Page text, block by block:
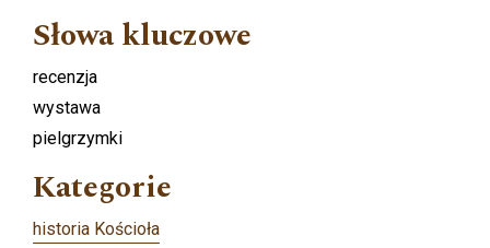
Słowa kluczowe
recenzja
wystawa
pielgrzymki
Kategorie
historia Kościoła